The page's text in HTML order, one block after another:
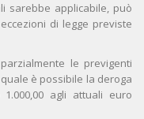
sarebbe applicabile, può
di legge previste
le previgenti
è possibile la deroga
agli attuali euro